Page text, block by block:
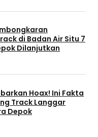
di Badan Air Situ 7
Dilanjutkan
Hoax! Ini Fakta
Track Langgar
Depok